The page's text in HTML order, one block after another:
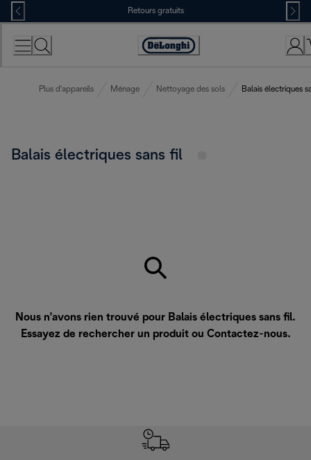
Skip
to
Content
Retours gratuits
Déclaration
Plus d'appareils Ménage Nettoyage des sols Balais électriques
Balais électriques sans fil
Nous n’avons rien trouvé pour Balais électriques sans fil.
Essayez de rechercher un produit ou Contactez-nous.